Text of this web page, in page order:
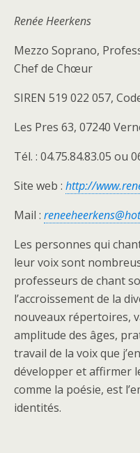
Renée Heerkens
Mezzo Soprano,
Chef de Chœur
SIREN 519 022 057,
Les Pres 63, 07240
Tél. : 04.75.84.83.05 ou
Site web : http://
Mail :
Les personnes qui
leur voix sont
professeurs de chant
l’accroissement de la
nouveaux répertoires,
amplitude des âges,
travail de la voix que
développer et affirmer
comme la poésie, est
identités.